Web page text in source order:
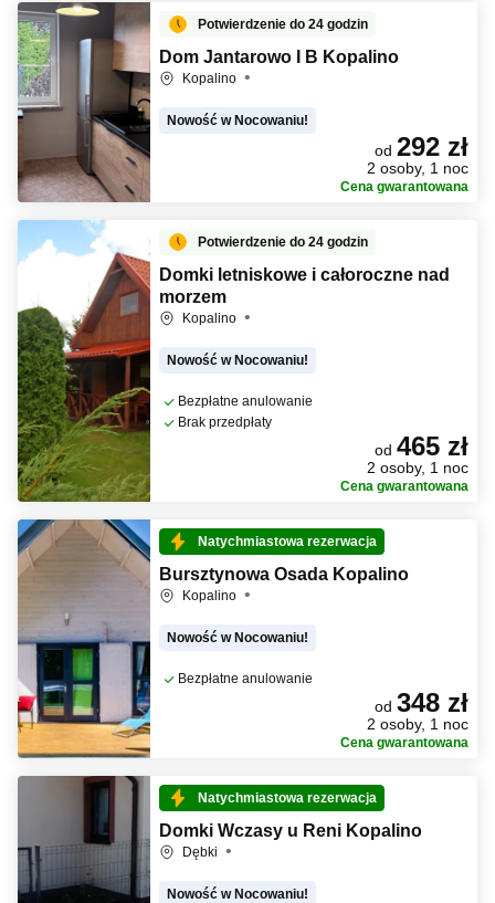
Potwierdzenie do 24 godzin
Dom Jantarowo I B Kopalino
Kopalino
Nowość w Nocowaniu!
od 292 zł
2 osoby, 1 noc
Cena gwarantowana
Potwierdzenie do 24 godzin
Domki letniskowe i całoroczne nad
morzem
Kopalino
Nowość w Nocowaniu!
Bezpłatne anulowanie
Brak przedpłaty
od 465 zł
2 osoby, 1 noc
Cena gwarantowana
Natychmiastowa rezerwacja
Bursztynowa Osada Kopalino
Kopalino
Nowość w Nocowaniu!
Bezpłatne anulowanie
od 348 zł
2 osoby, 1 noc
Cena gwarantowana
Natychmiastowa rezerwacja
Domki Wczasy u Reni Kopalino
Dębki
Nowość w Nocowaniu!